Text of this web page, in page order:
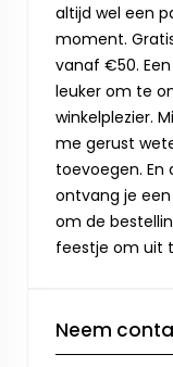
altijd wel een
moment.
vanaf €50.
leuker om te
winkelplezier.
me gerust
toevoegen. En
ontvang je
om de
feestje om uit
Neem